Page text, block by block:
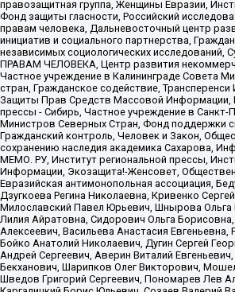
правозащитная группа, Женщины Евразии,
Фонд защиты гласности, Российский
правам человека, Дальневосточный центр
инициатив и социального партнерства,
независимых социологических
ПРАВАМ ЧЕЛОВЕКА, Центр развития
Частное учреждение в Калининграде Совета
стран, Гражданское содействие,
Защиты Прав Средств Массовой Информации,
прессы - Сибирь, Частное учреждение в Санкт-
Министров Северных Стран, Фонд поддержки
Гражданский контроль, Человек и Закон,
сохранению наследия академика Сахарова,
МЕМО. РУ, Институт региональной прессы,
Информации, Экозащита!-Женсовет,
Евразийская антимонопольная ассоциация,
Дзугкоева Регина Николаевна, Кривенко
Милославский Павел Юрьевич, Шнырова
Лилия Айратовна, Сидорович Ольга
Алексеевич, Васильева Анастасия Евгеньевна,
Бойко Анатолий Николаевич, Дугин Сергей
Андрей Сергеевич, Аверин Виталий
Бекханович, Шарипков Олег Викторович,
Шведов Григорий Сергеевич, Пономарев Лев